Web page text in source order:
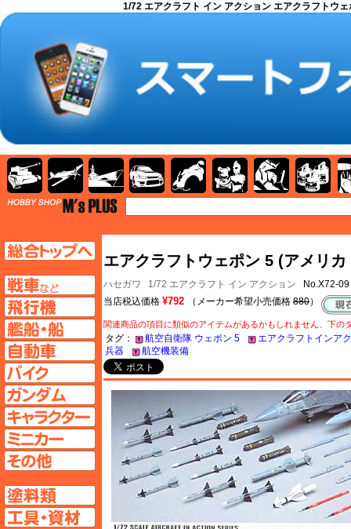
1/72 エアクラフト イン アクション エアクラフトウ
エアクラフトウェポン 5 (アメリ
ハセガワ 1/72 エアクラフト イン アクション No.X72-
当店税込価格 ¥792 （メーカー希望小売価格 880）
関連商品の項目に類似のアイテムがあるかもしれません、下の
タグ： 航空自衛隊 ウェポン 5
エアクラフトインア
兵器
航空機装備
AFV
飛行機ページへ
艦船ページへ
自動車ページへ
バイクページへ
ガンダムページへ
キャラクターページへ
ミニカーページへ
その他ページへ
塗料ページへ
AFV 飛行機 艦船 自動車 バイク キャラクターガンダム 塗料